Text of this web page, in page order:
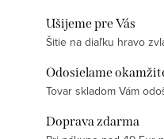
Ušijeme pre Vás
Šitie na diaľku hravo
Odosielame
Tovar skladom Vám
Doprava zdarma